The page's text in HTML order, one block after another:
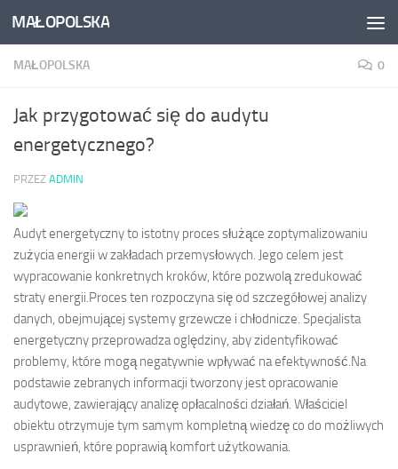
Skip to content
MAŁOPOLSKA
MAŁOPOLSKA 0
Jak przygotować się do audytu
energetycznego?
PRZEZ ADMIN
Audyt energetyczny to istotny proces służące zoptymalizowaniu
zużycia energii w zakładach przemysłowych. Jego celem jest
wypracowanie konkretnych kroków, które pozwolą zredukować
straty energii.Proces ten rozpoczyna się od szczegółowej analizy
danych, obejmującej systemy grzewcze i chłodnicze. Specjalista
energetyczny przeprowadza oględziny, aby zidentyfikować
problemy, które mogą negatywnie wpływać na efektywność.Na
podstawie zebranych informacji tworzony jest opracowanie
audytowe, zawierający analizę opłacalności działań. Właściciel
obiektu otrzymuje tym samym kompletną wiedzę co do możliwych
usprawnień, które poprawią komfort użytkowania.